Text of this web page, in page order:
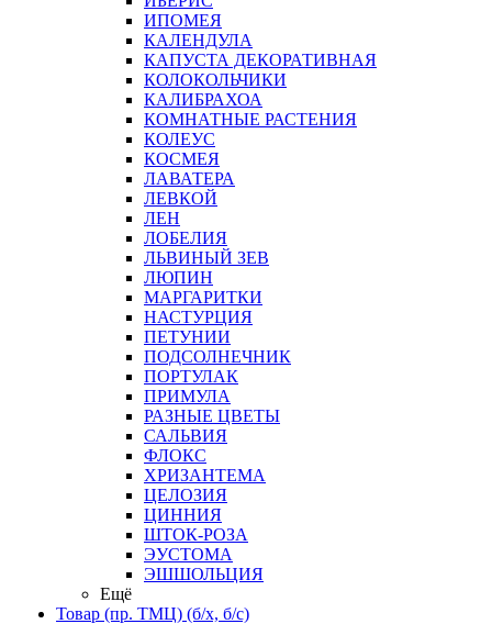
ИПОМЕЯ
КАЛЕНДУЛА
КАПУСТА ДЕКОРАТИВНАЯ
КОЛОКОЛЬЧИКИ
КАЛИБРАХОА
КОМНАТНЫЕ РАСТЕНИЯ
КОЛЕУС
КОСМЕЯ
ЛАВАТЕРА
ЛЕВКОЙ
ЛЕН
ЛОБЕЛИЯ
ЛЬВИНЫЙ ЗЕВ
ЛЮПИН
МАРГАРИТКИ
НАСТУРЦИЯ
ПЕТУНИИ
ПОДСОЛНЕЧНИК
ПОРТУЛАК
ПРИМУЛА
РАЗНЫЕ ЦВЕТЫ
САЛЬВИЯ
ФЛОКС
ХРИЗАНТЕМА
ЦЕЛОЗИЯ
ЦИННИЯ
ШТОК-РОЗА
ЭУСТОМА
ЭШШОЛЬЦИЯ
Ещё
Товар (пр. ТМЦ) (б/х, б/с)